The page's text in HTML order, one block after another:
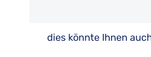
Produktgalerie
dies könnte Ihnen